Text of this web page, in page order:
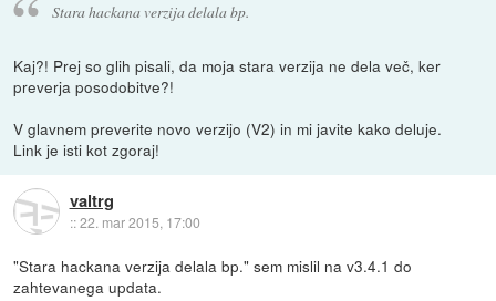
Stara hackana verzija delala bp.
Kaj?! Prej so glih pisali, da moja stara verzija ne dela več, ker
preverja posodobitve?!
V glavnem preverite novo verzijo (V2) in mi javite kako deluje.
Link je isti kot zgoraj!
valtrg
::22. mar 2015, 17:00
"Stara hackana verzija delala bp." sem mislil na v3.4.1 do
zahtevanega updata.